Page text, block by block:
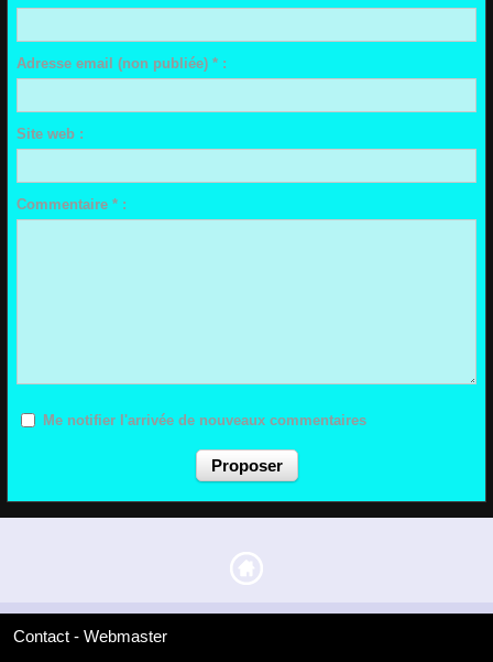
Adresse email (non publiée) * :
Site web :
Commentaire * :
Me notifier l'arrivée de nouveaux commentaires
Contact - Webmaster